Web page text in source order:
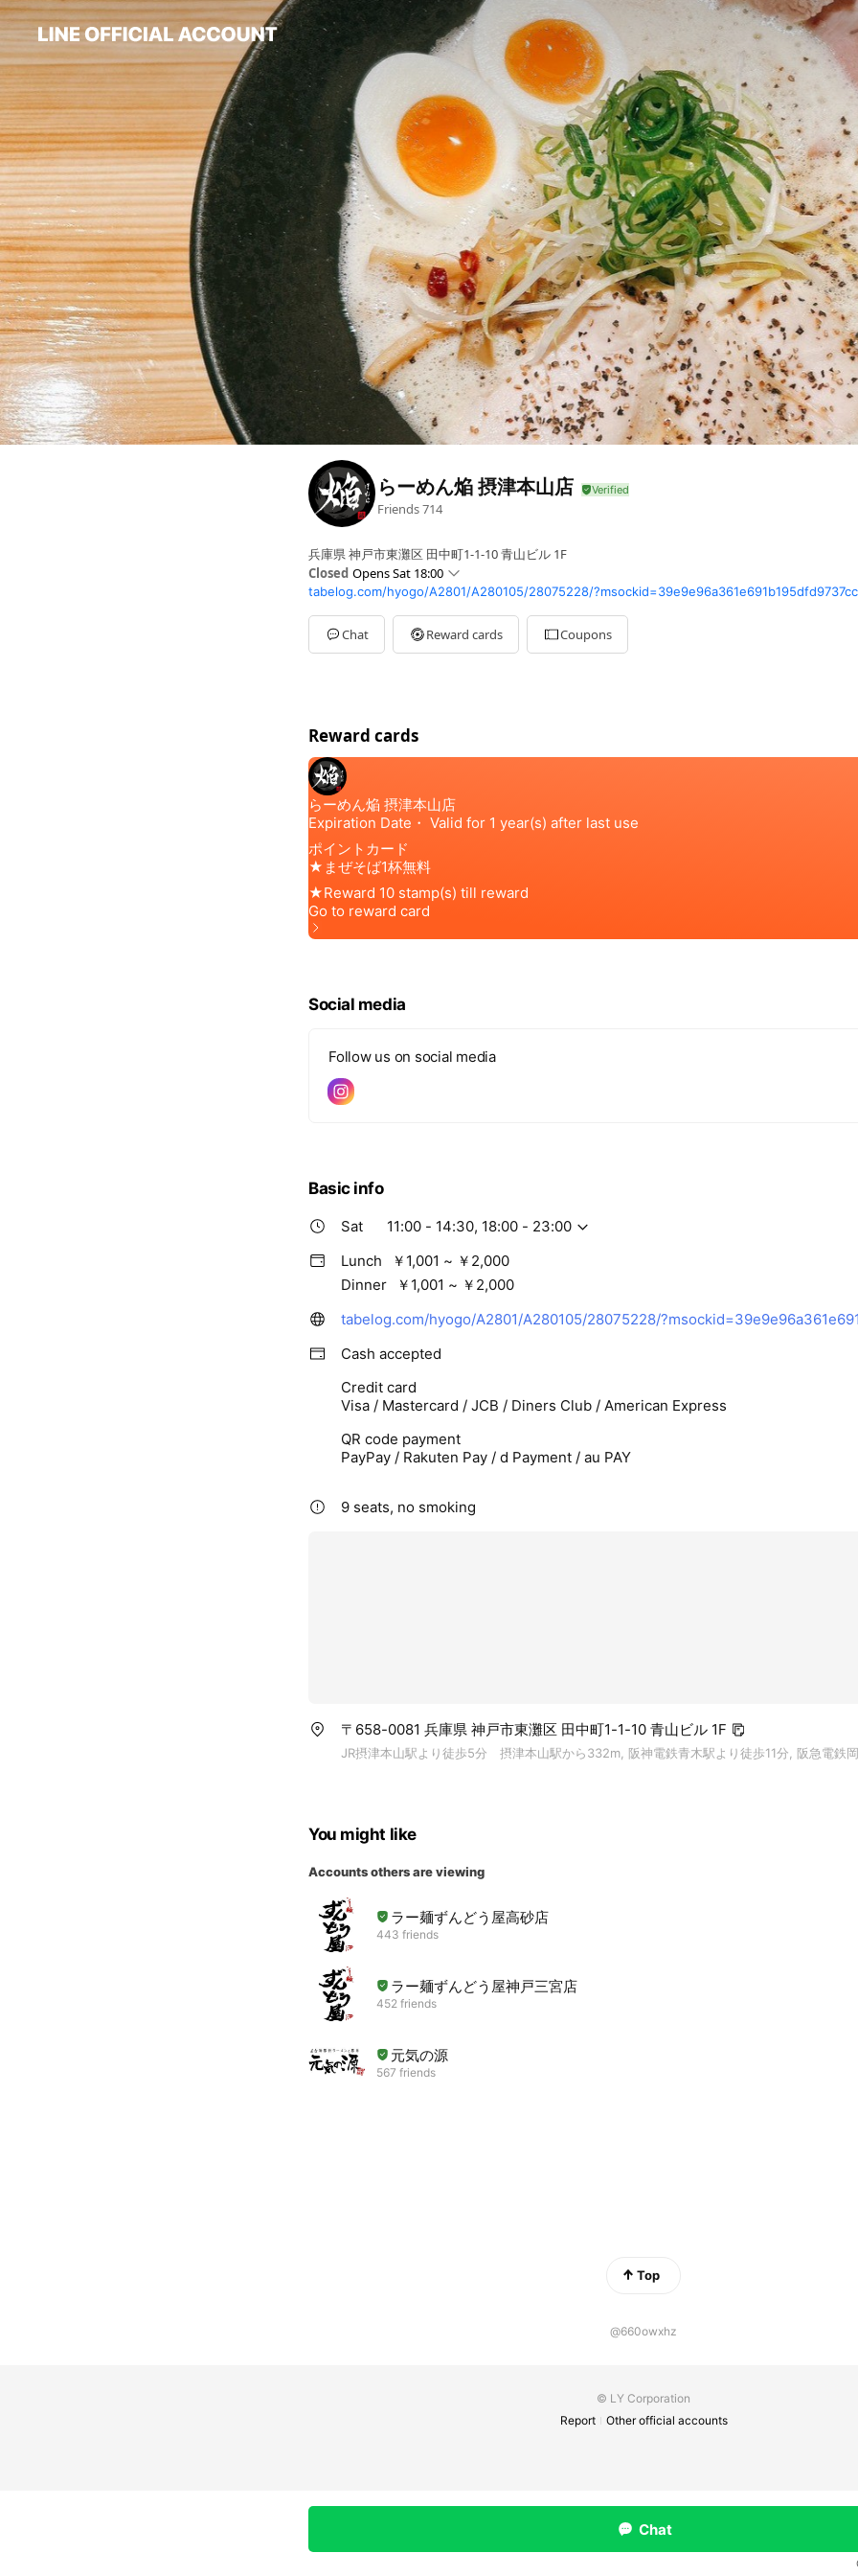
らーめん焔 摂津本山店
Friends714
兵庫県 神戸市東灘区 田中町1-1-10 青山ビル 1F
Closed Opens Sat 18:00
Sun11:00 - 14:30,18:00 - 23:00
MonClosed
Tue11:00 - 14:30,18:00 - 23:00
Wed11:00 - 14:30,18:00 - 23:00
tabelog.com/hyogo/A2801/A280105/28075228/
Chat Reward cards Coupons
Reward cards
Social media
Follow us on social media
Basic info
Sat
11:00 - 14:30, 18:00 - 23:00
Lunch
￥1,001 ~ ￥2,000
Dinner
￥1,001 ~ ￥2,000
Cash accepted
Credit card
Visa / Mastercard / JCB / Diners Club / American Express
QR code payment
PayPay / Rakuten Pay / d Payment / au PAY
9 seats, no smoking
〒658-0081 兵庫県 神戸市東灘区 田中町1-1-10 青山ビル 1F
JR摂津本山駅より徒歩5分 摂津本山駅から332m, 阪神電鉄青木駅より徒歩11分, 阪急電鉄
You might like
Accounts others are viewing
ラー麺ずんどう屋高砂店
443 friends
ラー麺ずんどう屋神戸三宮店
452 friends
元気の源
567 friends
Top
@660owxhz
© LY Corporation
Report
Other official accounts
Chat